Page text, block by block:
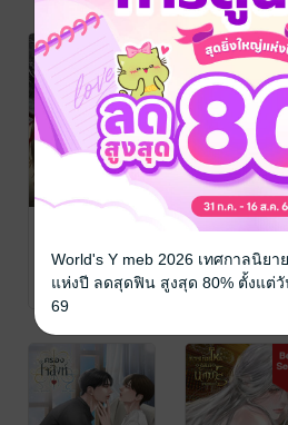
ทรราช
plengsor/ คุณพลิน
/ plengsor
นิยายวาย Boy
Love / Yaoi
It's Over แพ้
plengsor/ คุณพ
/ plengsor
นิยายวาย Boy
World's Y meb 2026 เทศกาลนิย
แห่งปี ลดสุดฟิน สูงสุด 80% ตั้งแต่
69